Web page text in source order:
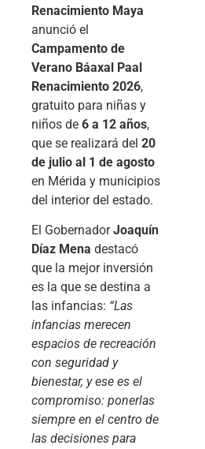
Renacimiento Maya
anunció el
Campamento de
Verano Báaxal Paal
Renacimiento 2026,
gratuito para niñas y
niños de 6 a 12 años,
que se realizará del 20
de julio al 1 de agosto
en Mérida y municipios
del interior del estado.
El GobernadorJoaquín
Díaz Mena destacó
que la mejor inversión
es la que se destina a
las infancias: “Las
infancias merecen
espacios de recreación
con seguridad y
bienestar, y ese es el
compromiso: ponerlas
siempre en el centro de
las decisiones para